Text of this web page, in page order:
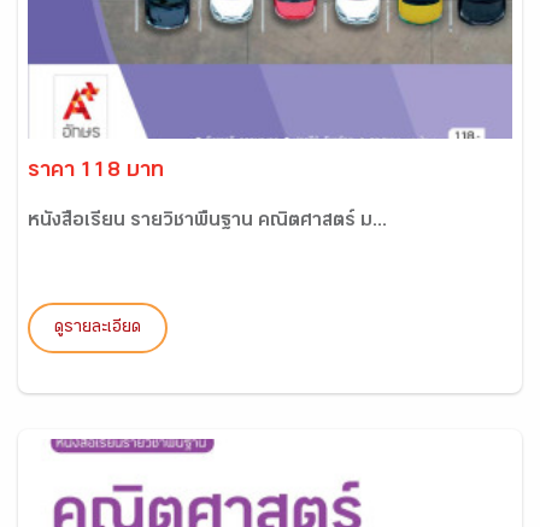
ราคา 118 บาท
หนังสือเรียน รายวิชาพื้นฐาน คณิตศาสตร์ ม...
ดูรายละเอียด